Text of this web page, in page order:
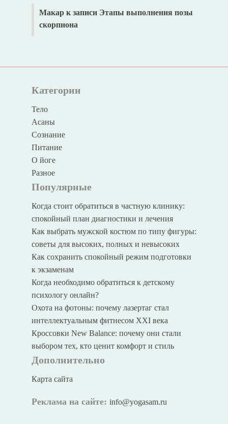
Макарк записи Этапы выполнения позы
скорпиона
Категории
Тело
Асаны
Сознание
Питание
О йоге
Разное
Популярные
Когда стоит обратиться в частную клинику:
спокойный план диагностики и лечения
Как выбрать мужской костюм по типу фигуры:
советы для высоких, полных и невысоких
Как сохранить спокойный режим подготовки
к экзаменам
Когда необходимо обратиться к детскому
психологу онлайн?
Охота на фотоны: почему лазертаг стал
интеллектуальным фитнесом XXI века
Кроссовки New Balance: почему они стали
выбором тех, кто ценит комфорт и стиль
Дополнительно
Карта сайта
Реклама на сайте: info@yogasam.ru